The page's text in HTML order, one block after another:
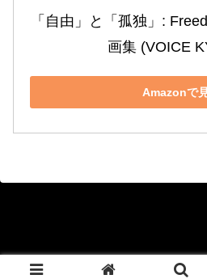
「自由」と「孤独」:
画集 (VOICE
Amazonで
Copyright © 2020-2026 KYOHEI